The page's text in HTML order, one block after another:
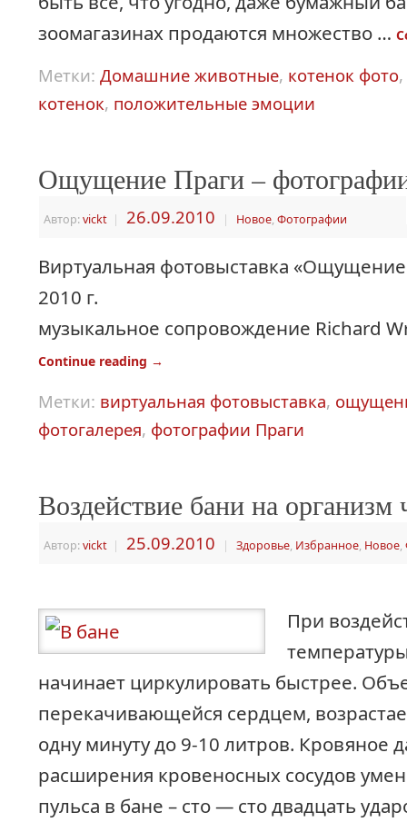
зоомагазинах продаются множество …
Метки: Домашние животные, котенок фото,
котенок, положительные эмоции
Ощущение Праги –
Автор:vickt | 26.09.2010 | Новое, Фотографии
Виртуальная фотовыставка
2010 г.
музыкальное сопровождение Richard
Continue reading →
Метки: виртуальная фотовыставка,
фотогалерея, фотографии Праги
Воздействие бани на организм
Автор:vickt | 25.09.2010 | Здоровье, Избранное, Новое,
При
начинает циркулировать быстрее.
перекачивающейся сердцем,
одну минуту до 9-10 литров. Кровяное
расширения кровеносных сосудов
пульса в бане – сто — сто двадцать